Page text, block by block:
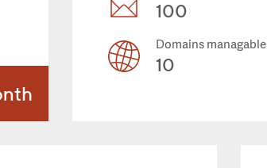
100
Domains managable
10